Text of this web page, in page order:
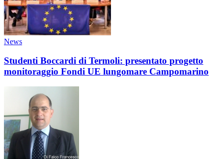
News
Studenti Boccardi di Termoli: presentato progetto
monitoraggio Fondi UE lungomare Campomarino